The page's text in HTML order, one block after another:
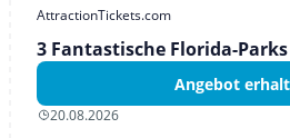
AttractionTickets.com
3 Fantastische Florida-
Angebot
20.08.2026